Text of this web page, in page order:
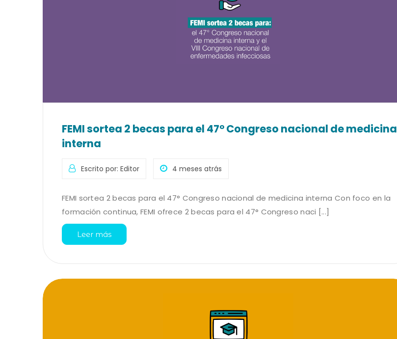
FEMI sortea 2 becas para el 47° Congreso nacional de medicina
interna
Escrito por: Editor 4 meses atrás
FEMI sortea 2 becas para el 47° Congreso nacional de medicina interna Con foco en la
formación continua, FEMI ofrece 2 becas para el 47° Congreso naci [...]
Leer más